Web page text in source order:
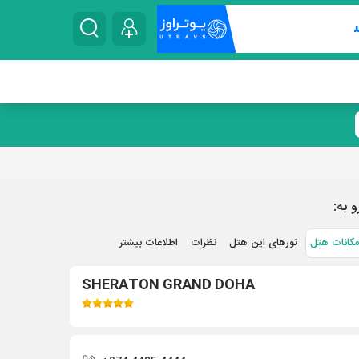
به:
هتل تورهای این هتل نظرات اطلاعات بیشتر
SHERATON GRAND DOHA